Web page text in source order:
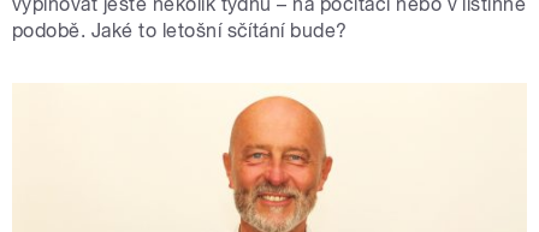
vyplňovat ještě několik týdnů – na počítači nebo v listinné
podobě. Jaké to letošní sčítání bude?